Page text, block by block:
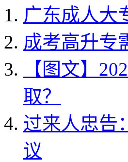
广东成人大
成考高升专
【图文】
取？
过来人忠告
议